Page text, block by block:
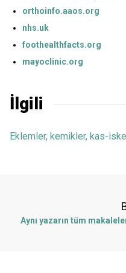
orthoinfo.aaos.org
nhs.uk
foothealthfacts.org
mayoclinic.org
İlgili
Eklemler, kemikler, kas-
Aynı yazarın tüm